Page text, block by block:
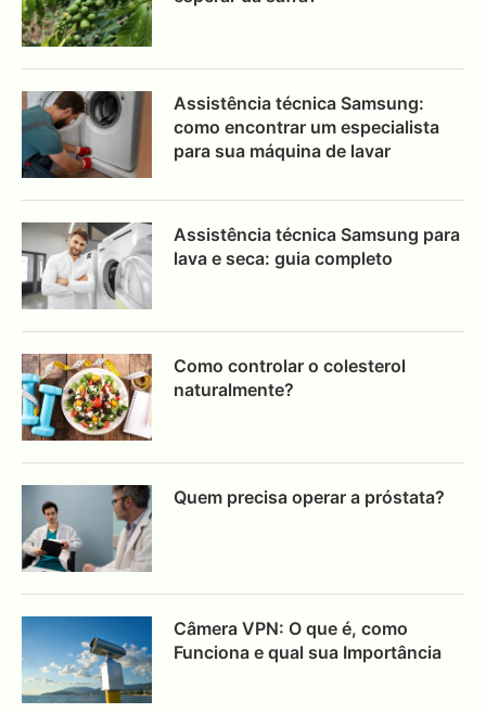
Assistência técnica Samsung:
como encontrar um especialista
para sua máquina de lavar
Assistência técnica Samsung para
lava e seca: guia completo
Como controlar o colesterol
naturalmente?
Quem precisa operar a próstata?
Câmera VPN: O que é, como
Funciona e qual sua Importância